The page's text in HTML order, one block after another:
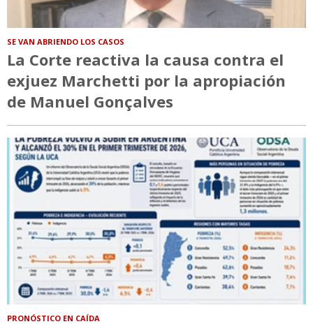
SE VAN ABRIENDO LOS CASOS
La Corte reactiva la causa contra el
exjuez Marchetti por la apropiación
de Manuel Gonçalves
PRONÓSTICO EN CAÍDA